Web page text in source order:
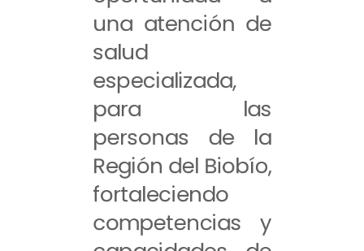
una atención de
salud
especializada,
para las
personas de la
Región del Biobío,
fortaleciendo
competencias y